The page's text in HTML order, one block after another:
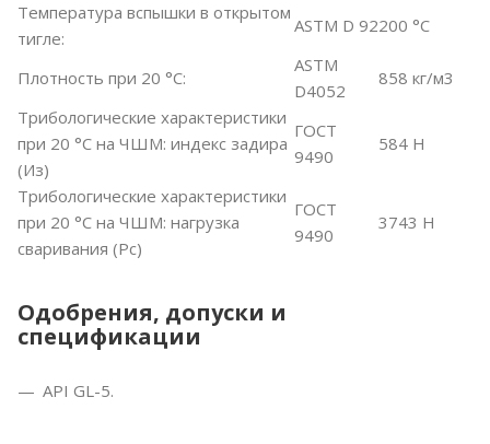
Температура вспышки в открытом
тигле:
ASTM D 92200 °C
Плотность при 20 °C:
ASTM
D4052
858 кг/м3
Трибологические характеристики
при 20 °C на ЧШМ: индекс задира
(Из)
ГОСТ
9490
584 H
Трибологические характеристики
при 20 °C на ЧШМ: нагрузка
сваривания (Pc)
ГОСТ
9490
3743 H
Одобрения, допуски и
спецификации
API GL-5.